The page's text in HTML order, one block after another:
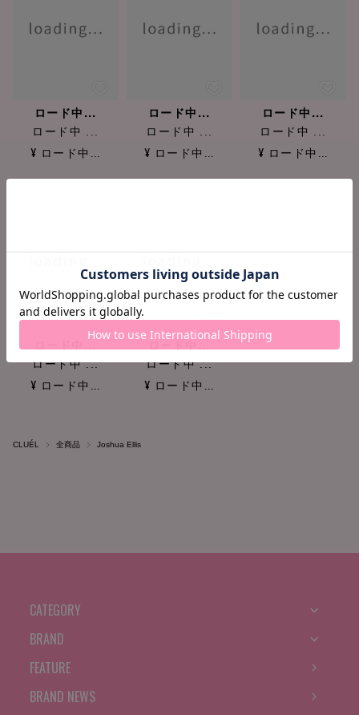
ロード中...
ロード中 ...
¥ ロード中...
ロード中...
ロード中 ...
¥ ロード中...
ロード中...
ロード中 ...
¥ ロード中...
ロード中...
ロード中 ...
¥ ロード中...
ロード中...
ロード中 ...
¥ ロード中...
CLUÉL 全商品 Joshua Ellis
CATEGORY
BRAND
FEATURE
BRAND NEWS